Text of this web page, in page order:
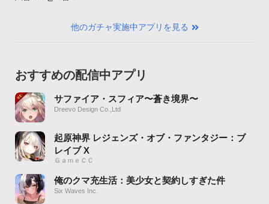
他のガチャ実施中アプリを見る
おすすめの配信中アプリ
サファイア・スフィア〜蒼き境界〜
Dreevo Design Co.,Ltd
起原神界 レジェンズ・オブ・ファンタジー：ブ
レイブ X
ＧａｍｅＣＣ
俺のクマ充生活：美少女と契約しすぎた件
Six Waves Inc.